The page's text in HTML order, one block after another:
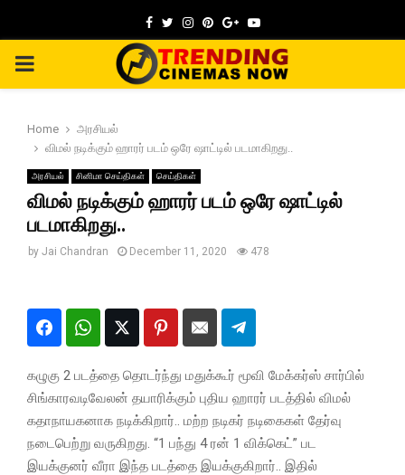
Facebook
TwitterInstagram
Pinterest
GoogleYoutube
PRIMARY
Home
அரசியல்
விமல் நடிக்கும் ஹாரர் படம் ஒரே ஷாட்டில் படமாகிறது..
அரசியல் சினிமா செய்திகள் செய்திகள்
விமல் நடிக்கும் ஹாரர் படம் ஒரே ஷாட்டில்
படமாகிறது..
by Jai Chandran December 11, 2020 478
கழுகு 2 படத்தை தொடர்ந்து மதுக்கூர் மூவி மேக்கர்ஸ் சார்பில்
சிங்காரவடிவேலன் தயாரிக்கும் புதிய ஹாரர் படத்தில் விமல்
கதாநாயகனாக நடிக்கிறார்.. மற்ற நடிகர் நடிகைகள் தேர்வு
நடைபெற்று வருகிறது. “1 பந்து 4 ரன் 1 விக்கெட்” பட
இயக்குனர் வீரா இந்த படத்தை இயக்குகிறார்.. இதில்